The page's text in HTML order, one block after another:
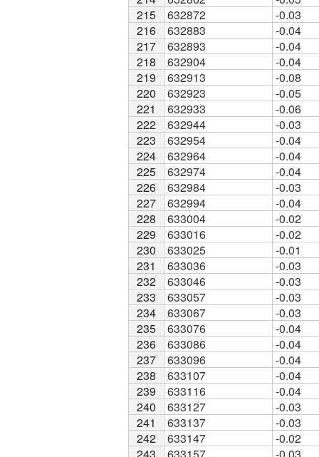
215
632872
-0.03
216
632883
-0.04
217
632893
-0.04
218
632904
-0.04
219
632913
-0.08
220
632923
-0.05
221
632933
-0.06
222
632944
-0.03
223
632954
-0.04
224
632964
-0.04
225
632974
-0.04
226
632984
-0.03
227
632994
-0.04
228
633004
-0.02
229
633016
-0.02
230
633025
-0.01
231
633036
-0.03
232
633046
-0.03
233
633057
-0.03
234
633067
-0.03
235
633076
-0.04
236
633086
-0.04
237
633096
-0.04
238
633107
-0.04
239
633116
-0.04
240
633127
-0.03
241
633137
-0.03
242
633147
-0.02
215
216
217
218
219
220
221
222
223
224
225
226
227
228
229
230
231
232
233
234
235
236
237
238
239
240
241
242